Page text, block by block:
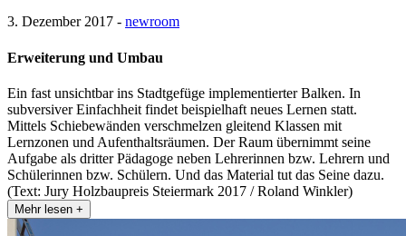
3. Dezember 2017 - newroom
Erweiterung und Umbau
Ein fast unsichtbar ins Stadtgefüge implementierter Balken. In
subversiver Einfachheit findet beispielhaft neues Lernen statt.
Mittels Schiebewänden verschmelzen gleitend Klassen mit
Lernzonen und Aufenthaltsräumen. Der Raum übernimmt seine
Aufgabe als dritter Pädagoge neben Lehrerinnen bzw. Lehrern und
Schülerinnen bzw. Schülern. Und das Material tut das Seine dazu.
(Text: Jury Holzbaupreis Steiermark 2017 / Roland Winkler)
Mehr lesen +